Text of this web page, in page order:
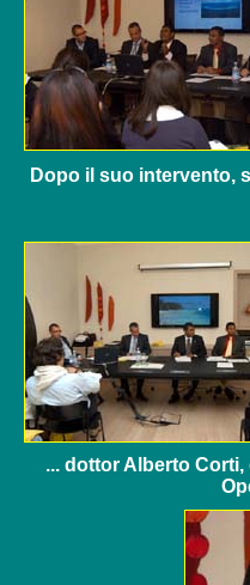
Dopo il suo intervento,
... dottor Alberto